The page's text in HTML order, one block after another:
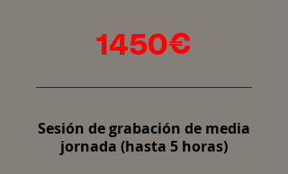
1450€
Sesión de grabación de media
jornada (hasta 5 horas)